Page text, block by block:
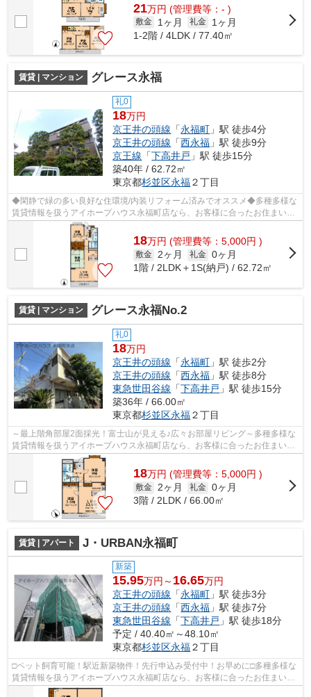
21万円 (管理費等：- )
敷金 1ヶ月 礼金
1ヶ月
1-2階 / 4LDK / 77.40㎡
賃貸 | マンション グレース永福
礼0
18万円
京王井の頭線 「永福町 」駅 徒歩4分
京王井の頭線 「西永福 」駅 徒歩9分
京王線 「下高井戸 」駅 徒歩15分
築40年 / 62.72㎡
東京都杉並区永福２丁目
◆閑静で緑の多い良好な住環境/内装リフォーム済みでオススメ◆多種多様な
賃貸情報を扱うアイホープハウス永福町店なら、お客様に合ったお住まいが
きっと見つかります。お電話03-3327-77...
18万円 (管理費等：5,000円 )
敷金 2ヶ月 礼金 0ヶ月
1階 / 2LDK＋1S(納戸) / 62.72㎡
賃貸 | マンション グレース永福No.2
礼0
18万円
京王井の頭線 「永福町 」駅 徒歩2分
京王井の頭線 「西永福 」駅 徒歩8分
東急世田谷線 「下高井戸 」駅 徒歩15分
築36年 / 66.00㎡
東京都杉並区永福２丁目
～最上階角部屋2面採光！富士山が見える♪広々お部屋リビング～多種多様な
賃貸情報を扱うアイホープハウス永福町店なら、お客様に合ったお住まいが
きっと見つかります。お電話03-3327-7...
18万円 (管理費等：5,000円 )
敷金 2ヶ月 礼金 0ヶ月
3階 / 2LDK / 66.00㎡
賃貸 | アパート J・URBAN永福町
新築
15.95万円～ 16.65万円
京王井の頭線 「永福町 」駅 徒歩3分
京王井の頭線 「西永福 」駅 徒歩7分
東急世田谷線 「下高井戸 」駅 徒歩18分
予定 / 40.40㎡～48.10㎡
東京都杉並区永福２丁目
□ペット飼育可能！駅近新築物件！先行申込み受付中！お早めに□多種多様な
賃貸情報を扱うアイホープハウス永福町店なら、お客様に合ったお住まいが
きっと見つかります。お電話03-3327-7...